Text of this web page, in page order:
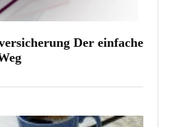
Der einfache